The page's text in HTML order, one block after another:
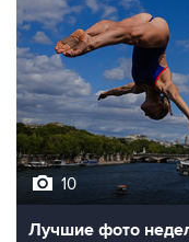
10
Лучшие фото